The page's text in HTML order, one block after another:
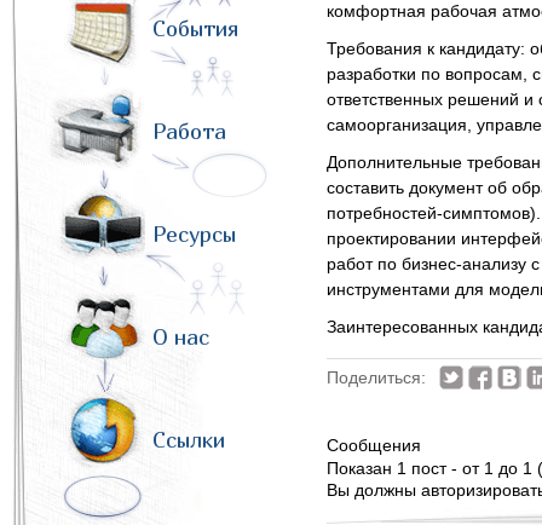
События
Работа
Ресурсы
О нас
Ссылки
комфортная рабочая
Требования к кандидату:
разработки по вопросам,
ответственных решений и
самоорганизация,
Дополнительные
составить документ об
потребностей-
проектировании
работ по бизнес-анализу
инструментами для
Заинтересованных
Поделиться:
Сообщения
Показан 1 пост - от 1 до 1
Вы должны